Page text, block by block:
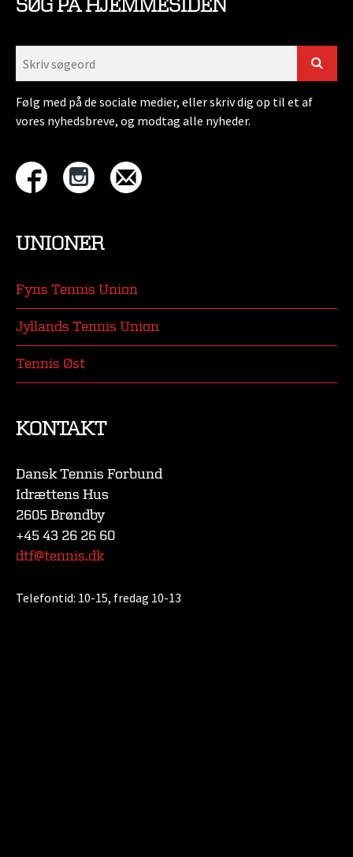
SØG PÅ HJEMMESIDEN
Følg med på de sociale medier, eller skriv dig op til et af
vores nyhedsbreve, og modtag alle nyheder.
UNIONER
Fyns Tennis Union
Jyllands Tennis Union
Tennis Øst
KONTAKT
Dansk Tennis Forbund
Idrættens Hus
2605 Brøndby
+45 43 26 26 60
dtf@tennis.dk
Telefontid: 10-15, fredag 10-13